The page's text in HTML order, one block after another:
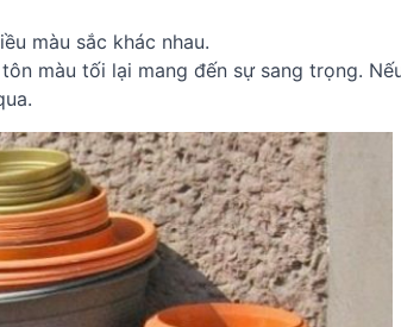
màu sắc khác nhau.
màu tối lại mang đến sự sang trọng.